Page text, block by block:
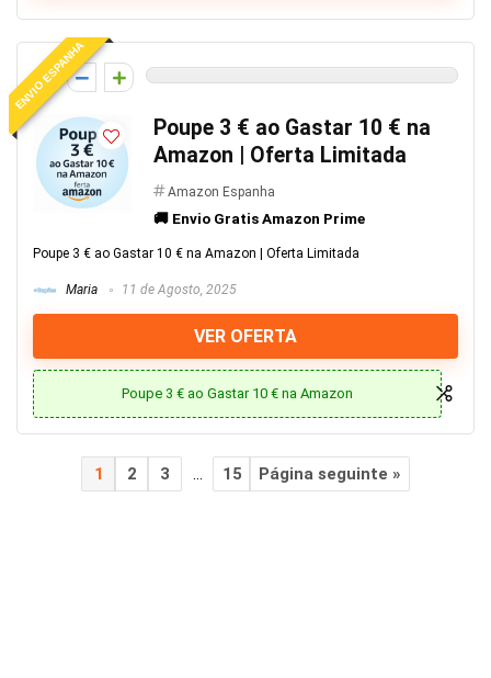
ENVIO ESPANHA
0
Poupe 3 € ao Gastar 10 € na
Amazon | Oferta Limitada
Amazon Espanha
🚚 Envio Gratis Amazon Prime
Poupe 3 € ao Gastar 10 € na Amazon | Oferta Limitada
Maria 11 de Agosto, 2025
VER OFERTA
Poupe 3 € ao Gastar 10 € na Amazon
1 2 3 15 Página seguinte »